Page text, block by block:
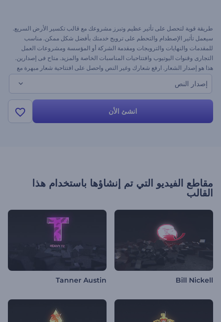
طريقة قوية لتحصل على تأثير عظيم وتبرز مشروعك مع قالب تكسير الأرض السريع.
سيعمل تأثير الإصطدام والتحطم على ترويج خدمتك بأفضل شكل ممكن. مناسب
للمقدمات والنهايات والترويجات ومقدمة الشركة أو المؤسسة ومشروعات العمل
التجارى وقنوات اليوتيوب وافتتاحيات المناسبات الخاصة والمزيد. متاح فى إصدارين.
هذا هو إصدار الشعار. ارفع شعارك وغير النص واحصل على افتتاحية شعار مبهرة مع
رندرفورست مجانًا
إصدار النص
انشئ الأن
مقاطع الفيديو التي تم إنشاؤها باستخدام هذا
القالب
Bill Nickell
Tanner Austin